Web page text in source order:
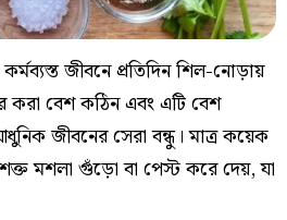
জীবনে প্রতিদিন শিল-নোড়ায়
করা বেশ কঠিন এবং এটি বেশ
জীবনের সেরা বন্ধু। মাত্র কয়েক
মশলা গুঁড়ো বা পেস্ট করে দেয়, যা